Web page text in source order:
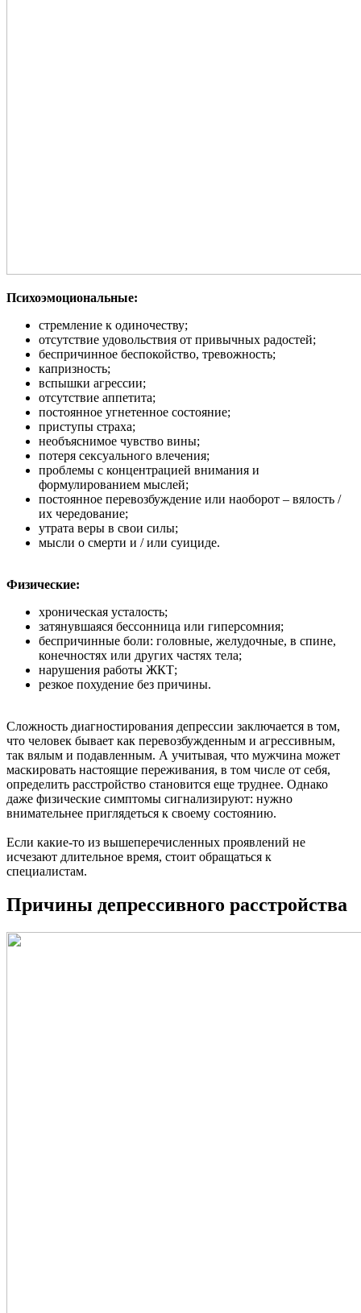
Психоэмоциональные:
стремление к одиночеству;
отсутствие удовольствия от привычных радостей;
беспричинное беспокойство, тревожность;
капризность;
вспышки агрессии;
отсутствие аппетита;
постоянное угнетенное состояние;
приступы страха;
необъяснимое чувство вины;
потеря сексуального влечения;
проблемы с концентрацией внимания и
формулированием мыслей;
постоянное перевозбуждение или наоборот – вялость /
их чередование;
утрата веры в свои силы;
мысли о смерти и / или суициде.
Физические:
хроническая усталость;
затянувшаяся бессонница или гиперсомния;
беспричинные боли: головные, желудочные, в спине,
конечностях или других частях тела;
нарушения работы ЖКТ;
резкое похудение без причины.
Сложность диагностирования депрессии заключается в том,
что человек бывает как перевозбужденным и агрессивным,
так вялым и подавленным. А учитывая, что мужчина может
маскировать настоящие переживания, в том числе от себя,
определить расстройство становится еще труднее. Однако
даже физические симптомы сигнализируют: нужно
внимательнее приглядеться к своему состоянию.
Если какие-то из вышеперечисленных проявлений не
исчезают длительное время, стоит обращаться к
специалистам.
Причины депрессивного расстройства